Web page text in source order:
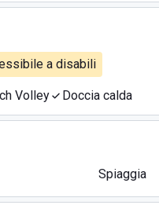
a disabili
Volley Doccia calda
Spiaggia